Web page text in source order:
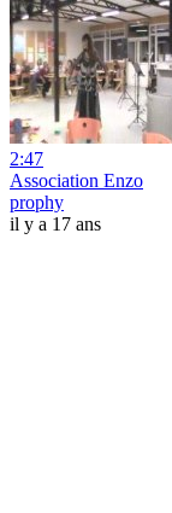
2:47
Association Enzo
prophy
il y a 17 ans